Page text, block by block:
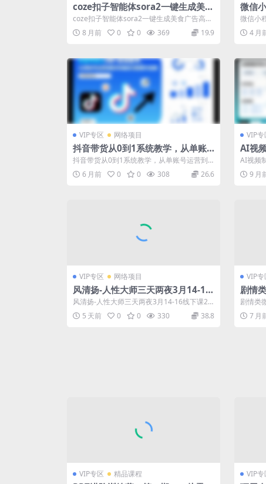
coze扣子智能体sora2一键生成美食
广告高端视频工作流保姆级拆解教
程，无需剪辑，无需拍摄
coze扣子智能体sora2一键生成美食广告高端
视频工作流保姆级拆解教程，无需剪...
8 月前 0 0 369 19.9
微信
5分钟
賺了
微信小
能学会
4 月
VIP专区 网络项目
抖音带货从0到1系统教学，从单账
号运营到矩阵布局的完整操作流程，
实现低成本启动与高效带货
抖音带货从0到1系统教学，从单账号运营到
矩阵布局的完整操作流程，实现低成本启动
与...6 月前 0 0 308 26.6
VIP专
AI视
由浅
AI视频
深，全
9 月
VIP专区 网络项目
风清扬-人性大师三天两夜3月14-16
线下课2026年，创业高手，都是人
性大师【音频】
风清扬-人性大师三天两夜3月14-16线下课20
26年，创业高手，都是人性大师【...
5 天前 0 0 330 38.8
VIP专
剧情
剧情
作全
剧情类
电影从
方...7 月
VIP专区 精品课程 VIP专